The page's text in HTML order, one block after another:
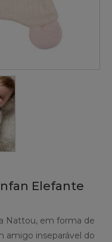
Elefante
Nattou, em forma de
amigo inseparável do